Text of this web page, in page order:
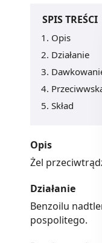
SPIS TREŚCI
Opis
Działanie
Skład
Opis
Żel
Działanie
Benzoilu
pospolitego.